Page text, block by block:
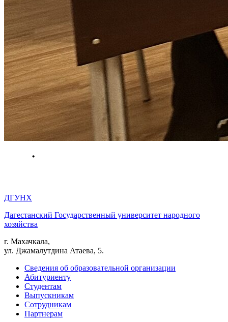
ДГУНХ
Дагестанский Государственный университет народного
хозяйства
г. Махачкала,
ул. Джамалутдина Атаева, 5.
Сведения об образовательной организации
Абитуриенту
Студентам
Выпускникам
Сотрудникам
Партнерам